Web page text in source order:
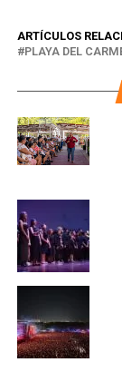
ARTÍCULOS
PLAYA DEL